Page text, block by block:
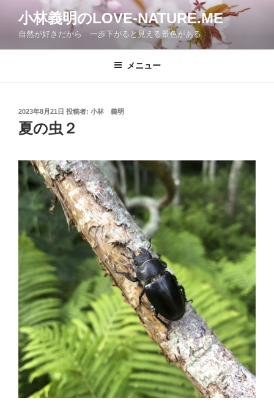
ン
小林義明のLOVE-NATURE.ME
自然が好きだから 一歩下がると見える景色がある
メニュー
投
稿
日:
2023年8月21日 投稿者: 小林 義明
夏の虫２